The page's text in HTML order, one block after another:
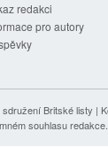
redakci
pro autory
Britské listy |
souhlasu redakce.